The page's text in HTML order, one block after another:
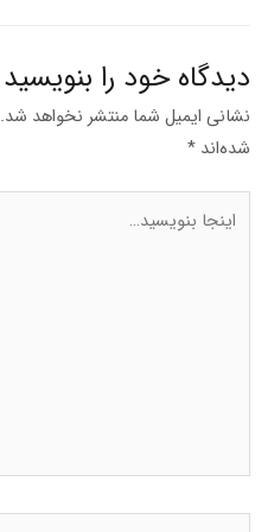
دیدگاه‌ خود را بنویسید
نشانی ایمیل شما منتشر نخواهد شد.
شده‌اند *
بنویسید…